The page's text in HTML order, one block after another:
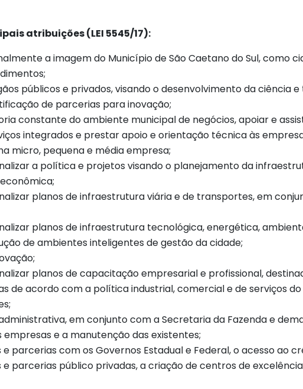
atribuições (LEI 5545/17):
a imagem do Município de São Caetano do Sul, como
públicos e privados, visando o desenvolvimento da ciência
de parcerias para inovação;
constante do ambiente municipal de negócios, apoiar e
integrados e prestar apoio e orientação técnica às
micro, pequena e média empresa;
a política e projetos visando o planejamento da
planos de infraestrutura viária e de transportes, em
planos de infraestrutura tecnológica, energética,
de ambientes inteligentes de gestão da cidade;
planos de capacitação empresarial e profissional,
de acordo com a política industrial, comercial e de serviços
em conjunto com a Secretaria da Fazenda e
e a manutenção das existentes;
parcerias com os Governos Estadual e Federal, o acesso ao
parcerias público privadas, a criação de centros de